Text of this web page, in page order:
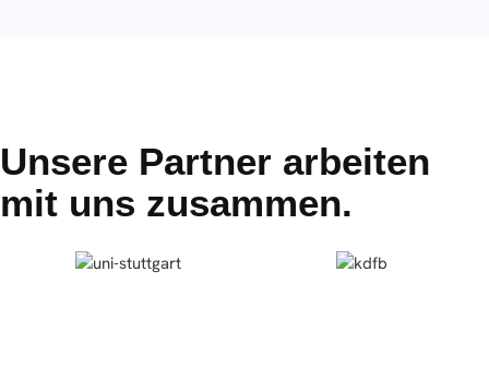
Unsere Partner arbeiten
mit uns zusammen.